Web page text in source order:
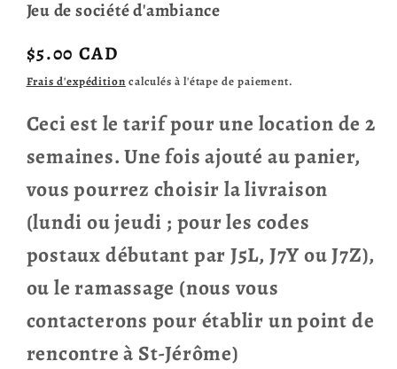
Jeu de société d'ambiance
Prix
habituel
$5.00 CAD
Frais d'expédition calculés à l'étape de paiement.
Ceci est le tarif pour une location de 2
semaines. Une fois ajouté au panier,
vous pourrez choisir la livraison
(lundi ou jeudi ; pour les codes
postaux débutant par J5L, J7Y ou J7Z),
ou le ramassage (nous vous
contacterons pour établir un point de
rencontre à St-Jérôme)